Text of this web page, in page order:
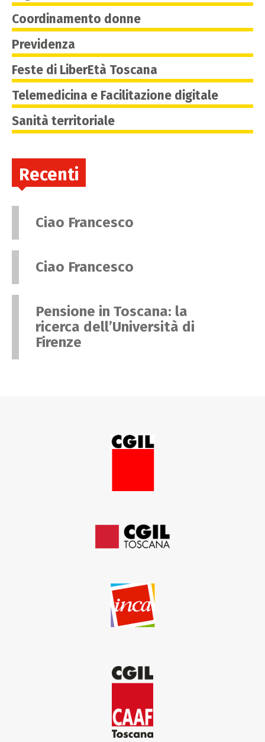
Coordinamento donne
Previdenza
Feste di LiberEtà Toscana
Telemedicina e Facilitazione digitale
Sanità territoriale
Recenti
Ciao Francesco
Ciao Francesco
Pensione in Toscana: la
ricerca dell’Università di
Firenze